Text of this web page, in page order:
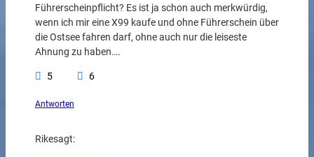
Führerscheinpflicht? Es ist ja schon auch merkwürdig,
wenn ich mir eine X99 kaufe und ohne Führerschein über
die Ostsee fahren darf, ohne auch nur die leiseste
Ahnung zu haben….
5 6
Antworten
Rikesagt: